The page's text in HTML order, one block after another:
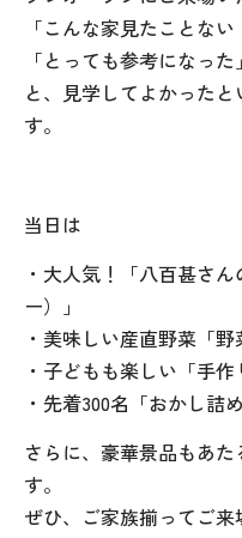
「こんな家見たことない
「とっても参考になった」
と、見学してよかった
す。
当日は
・大人気！「八百甚さ
ー）」
・美味しい産直野菜「野
・子どもも楽しい「手作
・先着300名「おかし詰
さらに、豪華景品もあ
す。
ぜひ、ご家族揃ってご来